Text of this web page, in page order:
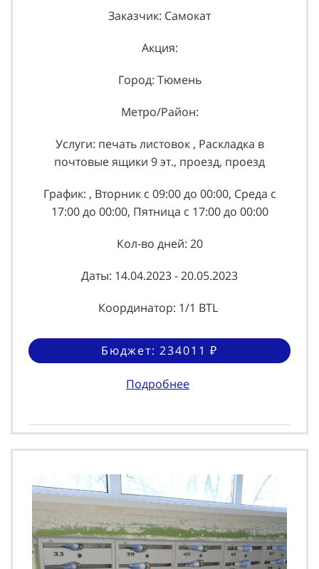
Заказчик: Самокат
Акция:
Город: Тюмень
Метро/Район:
Услуги: печать листовок , Раскладка в
почтовые ящики 9 эт., проезд, проезд
График: , Вторник с 09:00 до 00:00, Среда с
17:00 до 00:00, Пятница с 17:00 до 00:00
Кол-во дней: 20
Даты: 14.04.2023 - 20.05.2023
Координатор: 1/1 BTL
Бюджет: 234011 ₽
Подробнее